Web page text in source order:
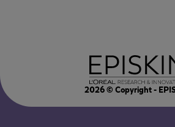
2026© Copyright -